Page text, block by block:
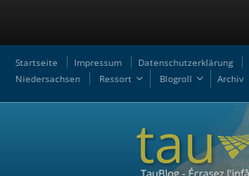
Startseite Impressum Datenschutzerklärung
Niedersachsen
Ressort Blogroll Archiv